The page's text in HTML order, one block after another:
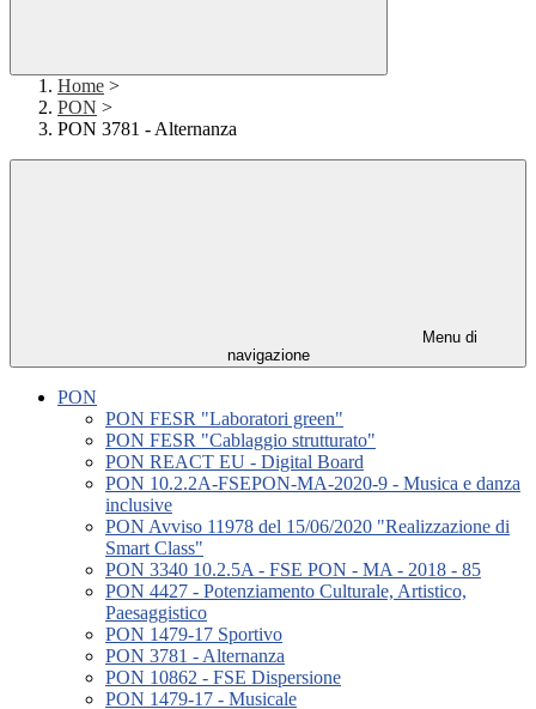
Home >
PON >
PON 3781 - Alternanza
Menu di
navigazione
PON
PON FESR "Laboratori green"
PON FESR "Cablaggio strutturato"
PON REACT EU - Digital Board
PON 10.2.2A-FSEPON-MA-2020-9 - Musica e danza
inclusive
PON Avviso 11978 del 15/06/2020 "Realizzazione di
Smart Class"
PON 3340 10.2.5A - FSE PON - MA - 2018 - 85
PON 4427 - Potenziamento Culturale, Artistico,
Paesaggistico
PON 1479-17 Sportivo
PON 3781 - Alternanza
PON 10862 - FSE Dispersione
PON 1479-17 - Musicale